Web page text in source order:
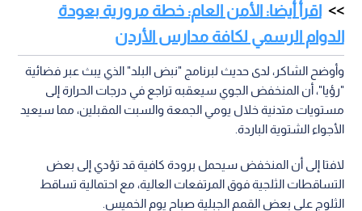
اقرأ أيضا: الأمن العام: خطة مرورية بعودة
الدوام الرسمي لكافة مدارس الأردن
وأوضح الشاكر، لدى حديث لبرنامج "نبض البلد" الذي يبث عبر فضائية
"رؤيا"، أن المنخفض الجوي سيعقبه تراجع في درجات الحرارة إلى
مستويات متدنية خلال يومي الجمعة والسبت المقبلين، مما سيعيد
الأجواء الشتوية الباردة.
لافتا إلى أن المنخفض سيحمل برودة كافية قد تؤدي إلى بعض
التساقطات الثلجية فوق المرتفعات العالية، مع احتمالية تساقط
الثلوج على بعض القمم الجبلية صباح يوم الخميس.